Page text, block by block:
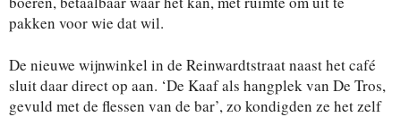
pakken voor wie dat wil.
De nieuwe wijnwinkel in de Reinwardtstraat naast het café
sluit daar direct op aan. ‘De Kaaf als hangplek van De Tros,
gevuld met de flessen van de bar’, zo kondigden ze het zelf